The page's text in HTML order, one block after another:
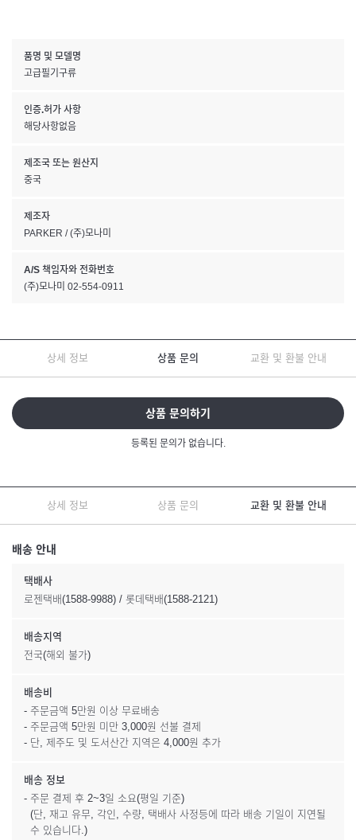
품명 및 모델명
고급필기구류
인증.허가 사항
해당사항없음
제조국 또는 원산지
중국
제조자
PARKER / (주)모나미
A/S 책임자와 전화번호
(주)모나미 02-554-0911
상세 정보 상품 문의 교환 및 환불 안내
상품 문의하기
등록된 문의가 없습니다.
상세 정보 상품 문의 교환 및 환불 안내
배송 안내
택배사
로젠택배(1588-9988) / 롯데택배(1588-2121)
배송지역
전국(해외 불가)
배송비
- 주문금액 5만원 이상 무료배송
- 주문금액 5만원 미만 3,000원 선불 결제
- 단, 제주도 및 도서산간 지역은 4,000원 추가
배송 정보
- 주문 결제 후 2~3일 소요(평일 기준)
(단, 재고 유무, 각인, 수량, 택배사 사정등에 따라 배송 기일이 지연될
수 있습니다.)